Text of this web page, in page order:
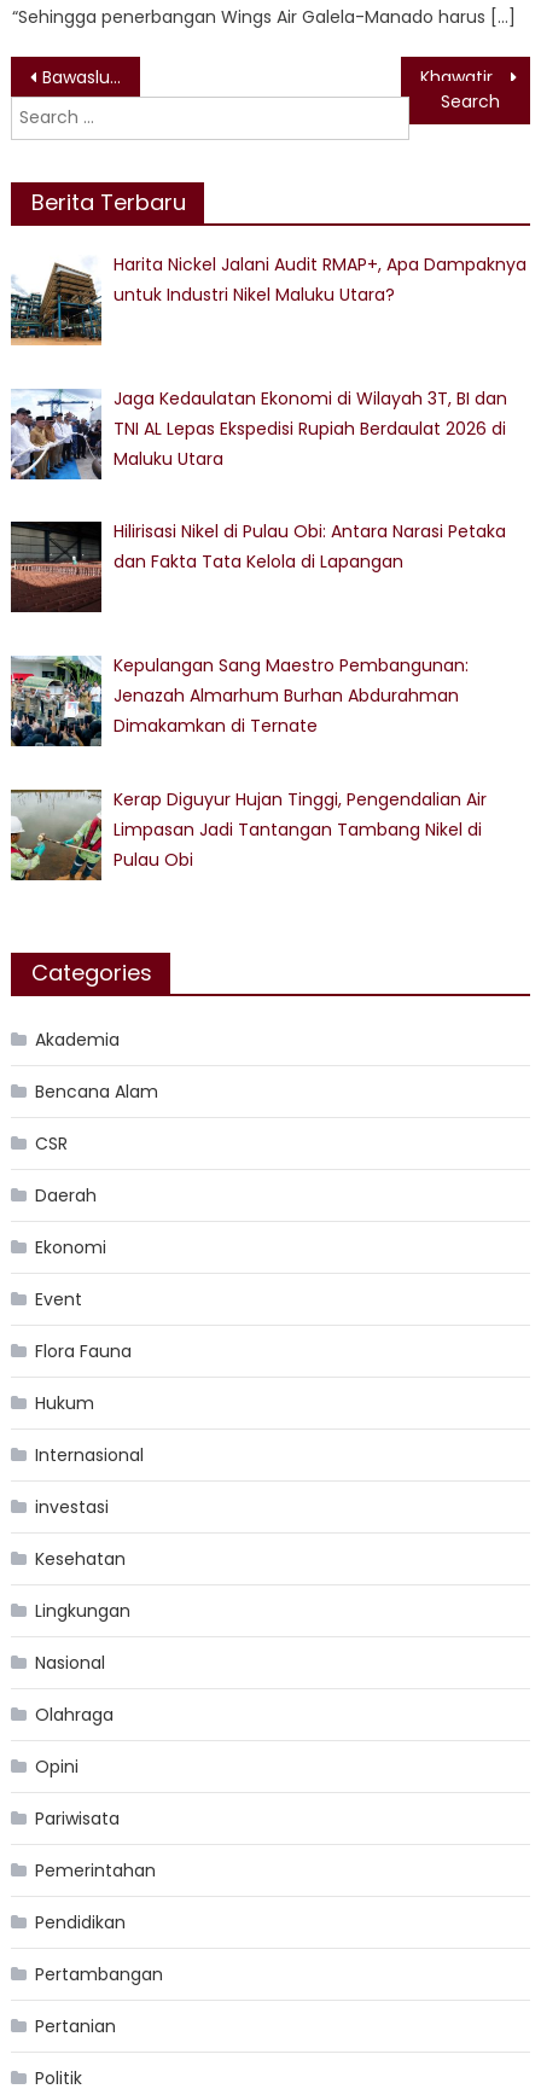
“Sehingga penerbangan Wings Air Galela-Manado harus […]
Post
navigation
Bawaslu Maluku Utara Luncurkan Indeks Kerawanan Pilkada
Khawatir Terjadi Konflik Akibat Ulah Arif La Awa, Warga Kawasi Minta Aparat Hukum Turun Tangan
Search
for:
Berita Terbaru
Harita Nickel Jalani Audit RMAP+, Apa Dampaknya
untuk Industri Nikel Maluku Utara?
Jaga Kedaulatan Ekonomi di Wilayah 3T, BI dan
TNI AL Lepas Ekspedisi Rupiah Berdaulat 2026 di
Maluku Utara
Hilirisasi Nikel di Pulau Obi: Antara Narasi Petaka
dan Fakta Tata Kelola di Lapangan
Kepulangan Sang Maestro Pembangunan:
Jenazah Almarhum Burhan Abdurahman
Dimakamkan di Ternate
Kerap Diguyur Hujan Tinggi, Pengendalian Air
Limpasan Jadi Tantangan Tambang Nikel di
Pulau Obi
Categories
Akademia
Bencana Alam
CSR
Daerah
Ekonomi
Event
Flora Fauna
Hukum
Internasional
investasi
Kesehatan
Lingkungan
Nasional
Olahraga
Opini
Pariwisata
Pemerintahan
Pendidikan
Pertambangan
Pertanian
Politik